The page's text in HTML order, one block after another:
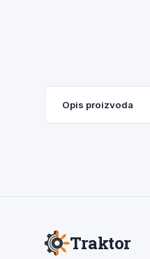
Opis proizvoda
Traktor